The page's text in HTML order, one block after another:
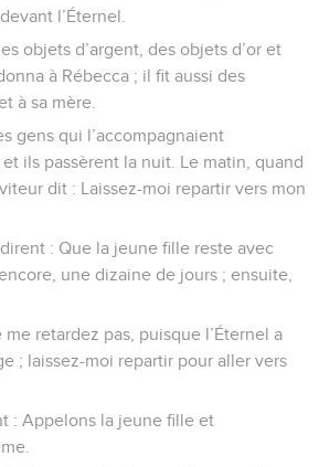
l’Éternel.
objets d’argent, des objets d’or et
à Rébecca ; il fit aussi des
à sa mère.
gens qui l’accompagnaient
ils passèrent la nuit. Le matin, quand
dit : Laissez-moi repartir vers mon
: Que la jeune fille reste avec
une dizaine de jours ; ensuite,
retardez pas, puisque l’Éternel a
; laissez-moi repartir pour aller vers
: Appelons la jeune fille et